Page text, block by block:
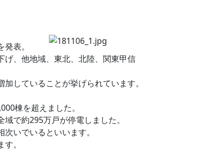
表。
げ、他地域、東北、北陸、関東甲信
していることが挙げられています。
棟を超えました。
で約295万戸が停電しました。
いでいるといいます。
。